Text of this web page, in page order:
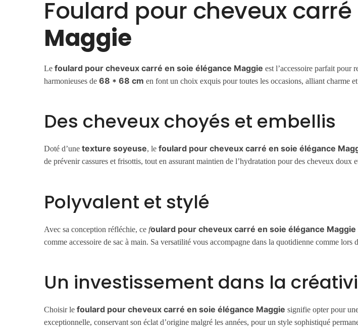
Foulard pour cheveux
Maggie
Lefoulard pour cheveux carré en soie élégance Maggie est l’accessoire parfait pour
harmonieuses de68 * 68 cm en font un choix exquis pour toutes les occasions, alliant charme
Des cheveux choyés et embellis
Doté d’unetexture soyeuse, lefoulard pour cheveux carré en soie élégance
de prévenir cassures et frisottis, tout en assurant maintien de l’hydratation pour des cheveux doux
Polyvalent et stylé
Avec sa conception réfléchie, ce foulard pour cheveux carré en soie élégance Maggie
comme accessoire de sac à main. Sa versatilité vous accompagne dans la quotidienne comme lors
Un investissement dans la
Choisir lefoulard pour cheveux carré en soie élégance Maggie signifie opter pour
exceptionnelle, conservant son éclat d’origine malgré les années, pour un style sophistiqué